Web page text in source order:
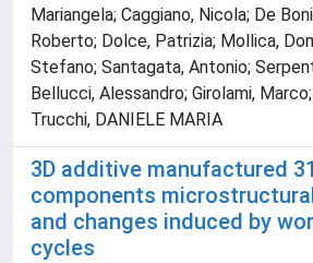
Mariangela; Caggiano, Nicola; De
Roberto; Dolce, Patrizia; Mollica,
Stefano; Santagata, Antonio;
Bellucci, Alessandro; Girolami,
Trucchi, DANIELE MARIA
3D additive manufactured
components
and changes induced by
cycles